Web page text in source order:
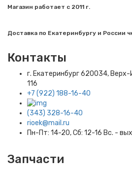
Магазин работает с 2011 г.
Доставка по Екатеринбургу и России
Контакты
г. Екатеринбург​ 620034,
116
+7 (922) 188-16-40
(343) 328-16-40
rioek@mail.ru
Пн-Пт: 14-20, Сб: 12-16 Вс. -
Запчасти